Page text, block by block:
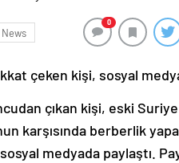
News
0
çeken kişi, sosyal
çıkan kişi, eski
karşısında berberlik
medyada paylaştı.